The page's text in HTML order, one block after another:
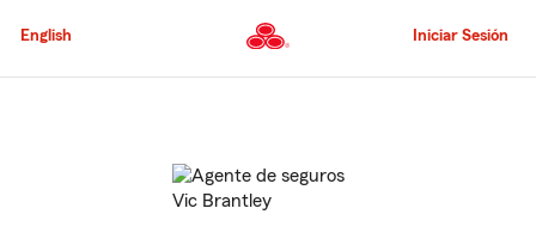
al
principal
English Iniciar Sesión